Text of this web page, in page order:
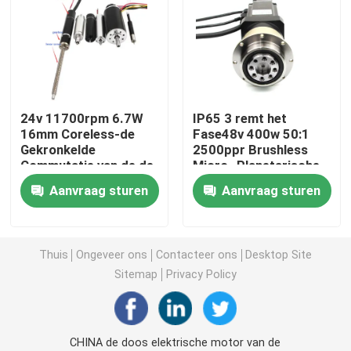
Hybride stappenmotor
motor met tandwiel
lineaire stepper motor
Aangepaste stepper motor
Stepper Motor met Rem
Brushless gelijkstroom-Motorbestuurder
24v 11700rpm 6.7W
16mm Coreless-de
Gekronkelde
Commutatie van de de
Micro- Motorreeks
van BldcAanvraag sturen
IP65 3 remt het
Fase48v 400w 50:1
2500ppr Brushless
Micro- Planetarische
Toestelmotor
Aanvraag sturen
Thuis Ongeveer ons Contacteer ons
Desktop Site
Sitemap
Privacy Policy
CHINA de doos elektrische motor van de